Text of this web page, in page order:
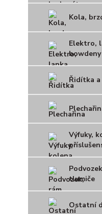
Kola,
Elektro,
bowdeny
Řidítka
Výfuky,
tlumiče
Ostatní